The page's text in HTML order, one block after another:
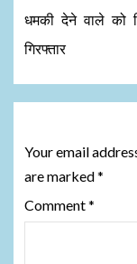
धमकी देने वाले को
गिरफ्तार
Your email
are marked*
Comment*